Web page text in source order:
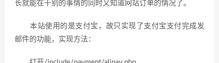
长就能在干别的事情的同时又知道网站订单的情况了。
本站使用的是支付宝，故只实现了支付宝支付完成发
邮件的功能，实现方法：